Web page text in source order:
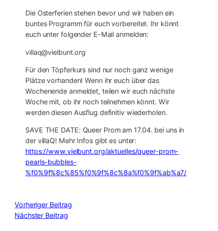
Die Osterferien stehen bevor und wir haben ein
buntes Programm für euch vorbereitet. Ihr könnt
euch unter folgender E-Mail anmelden:
villaq@vielbunt.org
Für den Töpferkurs sind nur noch ganz wenige
Plätze vorhanden! Wenn ihr euch über das
Wochenende anmeldet, teilen wir euch nächste
Woche mit, ob ihr noch teilnehmen könnt. Wir
werden diesen Ausflug definitiv wiederholen.
SAVE THE DATE: Queer Prom am 17.04. bei uns in
der villaQ! Mehr Infos gibt es unter:
https://www.vielbunt.org/aktuelles/queer-prom-
pearls-bubbles-
%f0%9f%8c%85%f0%9f%8c%8a%f0%9f%ab%a7/
Vorheriger Beitrag
Nächster Beitrag